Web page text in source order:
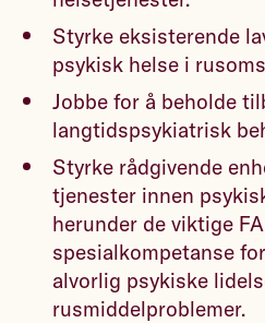
Styrke eksisterende
psykisk helse i
Jobbe for å beholde
langtidspsykiatrisk
Styrke rådgivende
tjenester innen
herunder de viktige
spesialkompetanse
alvorlig psykiske
rusmiddelproblemer.